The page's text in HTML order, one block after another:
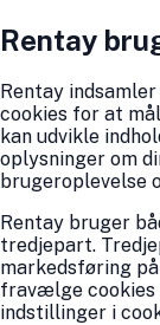
Rentay
Rentay
cookies for at
kan udvikle
oplysninger om
brugeroplevelse
Rentay bruger
tredjepart.
markedsføring
fravælge cookies
indstillinger i